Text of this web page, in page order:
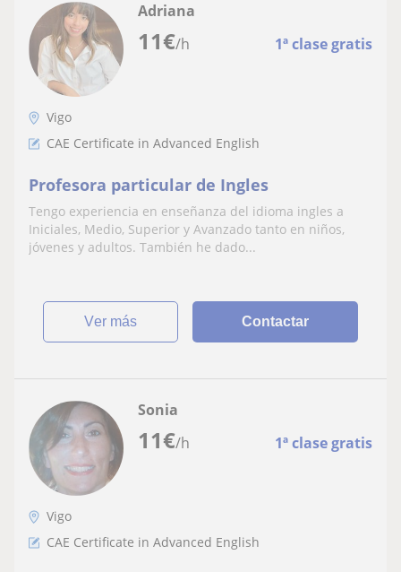
11€/h 1ª clase gratis
Adriana
Vigo
CAE Certificate in Advanced English
Profesora particular de Ingles
Tengo experiencia en enseñanza del idioma ingles a
Iniciales, Medio, Superior y Avanzado tanto en niños,
jóvenes y adultos. También he dado...
ver más Contactar
11€/h 1ª clase gratis
Sonia
Vigo
CAE Certificate in Advanced English